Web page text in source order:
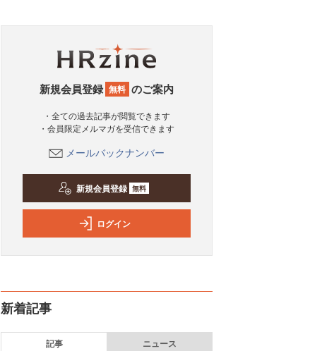
新規会員登録 無料 のご案内
・全ての過去記事が閲覧できます
・会員限定メルマガを受信できます
メールバックナンバー
新規会員登録 無料
ログイン
新着記事
記事 ニュース